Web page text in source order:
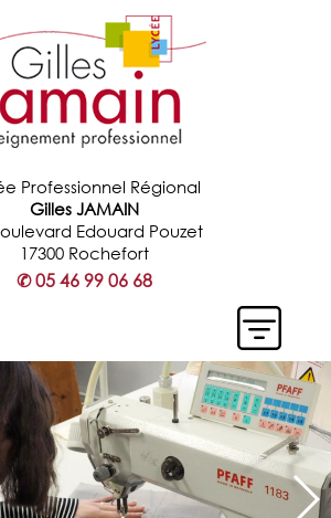
Professionnel Régional
Gilles JAMAIN
Edouard Pouzet
17300 Rochefort
✆05 46 99 06 68